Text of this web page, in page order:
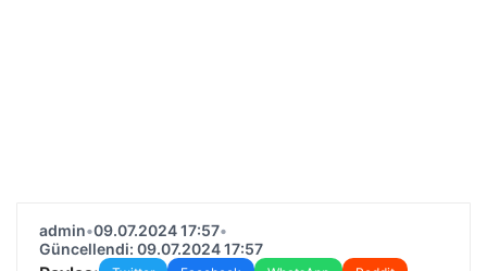
admin•09.07.2024 17:57•
Güncellendi: 09.07.2024 17:57